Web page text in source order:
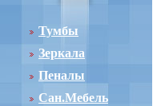
Тумбы
Зеркала
Пеналы
Сан.Мебель